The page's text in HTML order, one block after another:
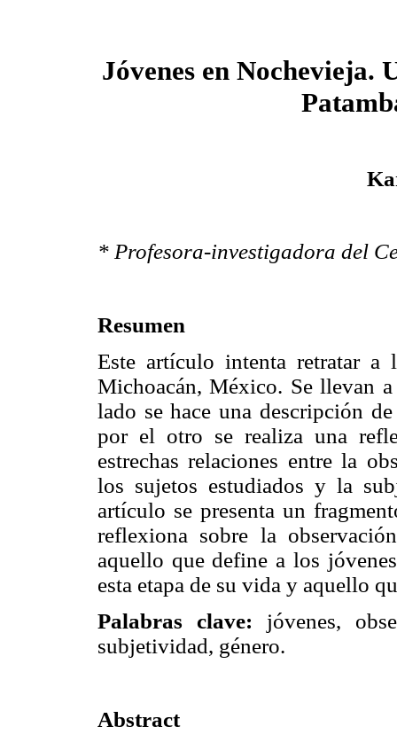
Jóvenes en Nochevieja.
* Profesora-investigadora del
Resumen
Este artículo intenta retratar a
Michoacán, México. Se llevan
lado se hace una descripción
por el otro se realiza una
estrechas relaciones entre la
los sujetos estudiados y la
artículo se presenta un
reflexiona sobre la
aquello que define a los
esta etapa de su vida y aquello
Palabras clave: jóvenes,
subjetividad, género.
Abstract